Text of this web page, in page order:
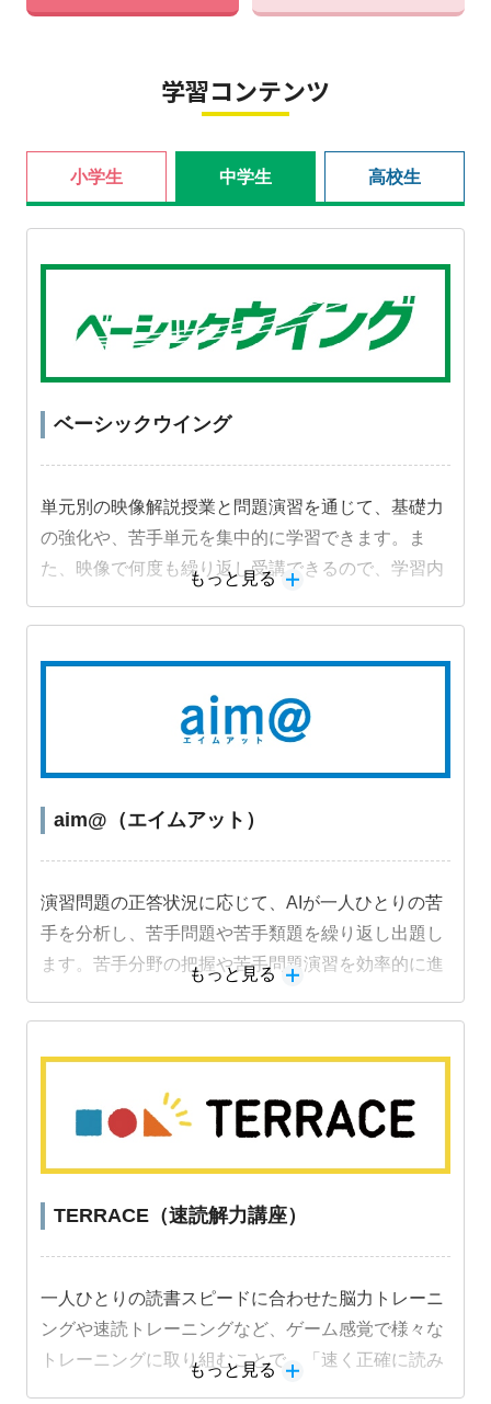
学習コンテンツ
小学生 中学生 高校生
ベーシックウイング
単元別の映像解説授業と問題演習を通じて、基礎力
の強化や、苦手単元を集中的に学習できます。ま
た、映像で何度も繰り返し受講できるので、学習内
もっと見る
aim@（エイムアット）
演習問題の正答状況に応じて、AIが一人ひとりの苦
手を分析し、苦手問題や苦手類題を繰り返し出題し
ます。苦手分野の把握や苦手問題演習を効率的に進
もっと見る
TERRACE（速読解力講座）
一人ひとりの読書スピードに合わせた脳力トレーニ
ングや速読トレーニングなど、ゲーム感覚で様々な
トレーニングに取り組むことで、「速く正確に読み
もっと見る